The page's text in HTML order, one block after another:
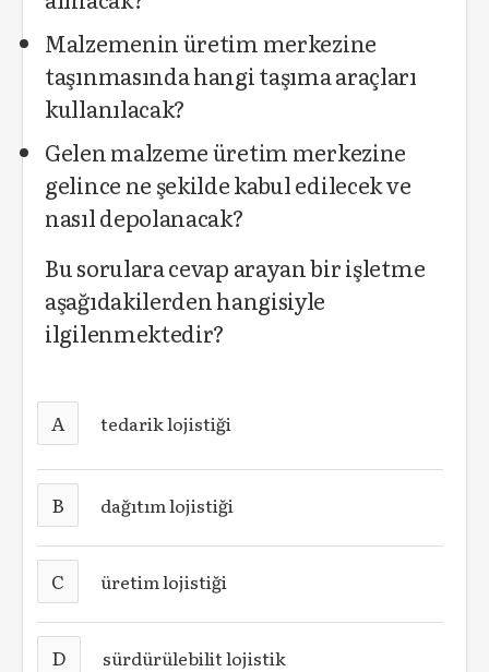
Malzemenin üretim merkezine
taşınmasında hangi taşıma araçları
kullanılacak?
Gelen malzeme üretim merkezine
gelince ne şekilde kabul edilecek ve
nasıl depolanacak?
Bu sorulara cevap arayan bir işletme
aşağıdakilerden hangisiyle
ilgilenmektedir?
A tedarik lojistiği
B dağıtım lojistiği
C üretim lojistiği
D sürdürülebilit lojistik